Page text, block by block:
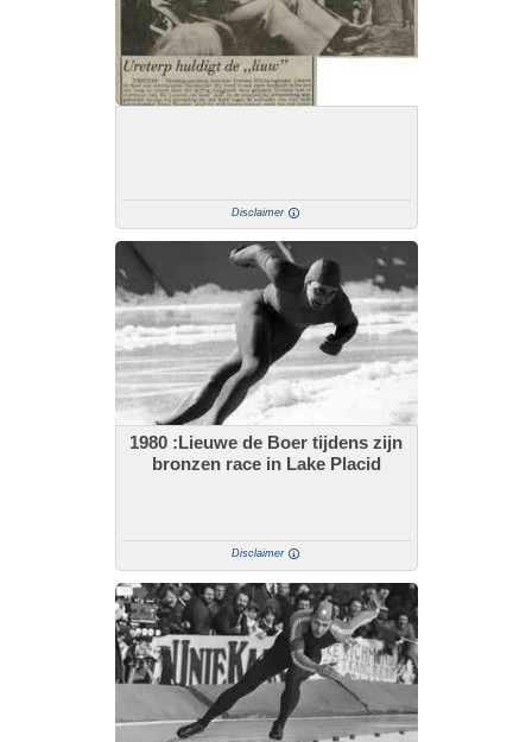
Disclaimer
1980 :Lieuwe de Boer tijdens zijn
bronzen race in Lake Placid
Disclaimer